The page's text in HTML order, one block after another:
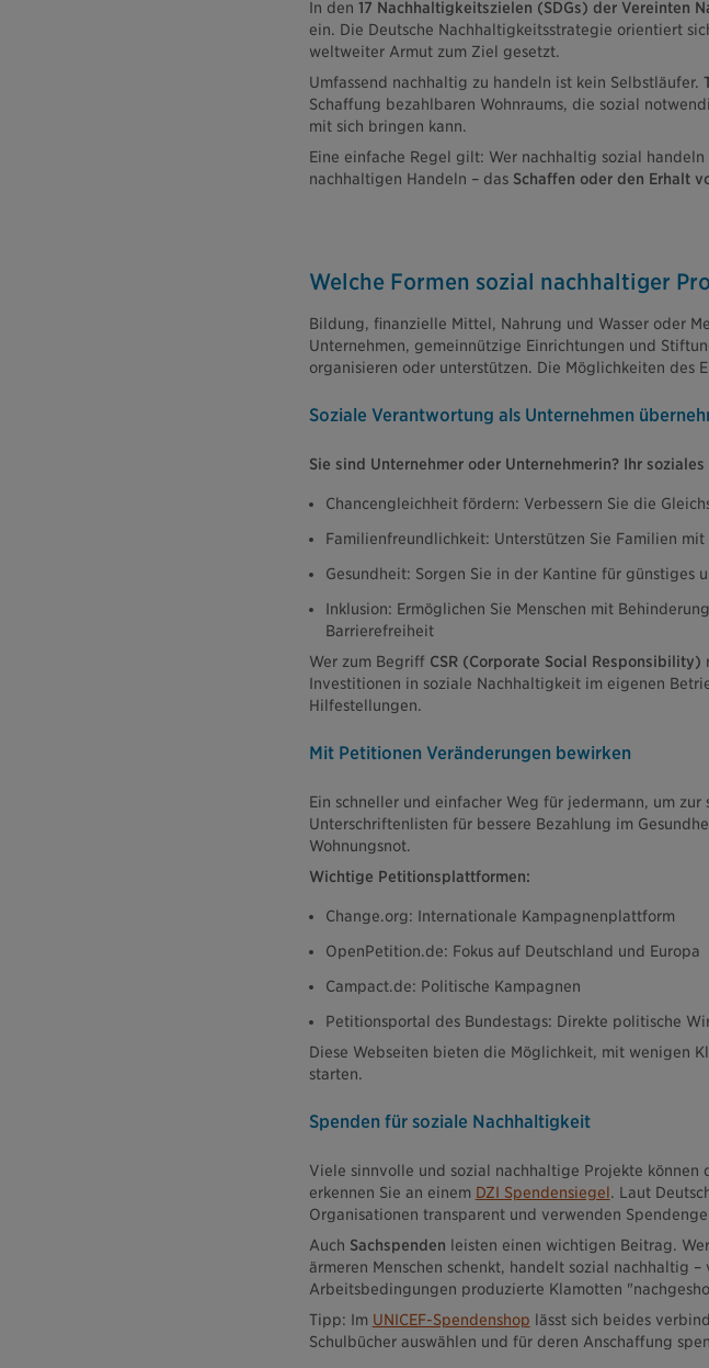
In den 17 Nachhaltigkeitszielen (SDGs) der Vereinten
ein. Die Deutsche Nachhaltigkeitsstrategie orientiert
weltweiter Armut zum Ziel gesetzt.
Umfassend nachhaltig zu handeln ist kein Selbstläufer.
Schaffung bezahlbaren Wohnraums, die sozial
mit sich bringen kann.
Eine einfache Regel gilt: Wer nachhaltig sozial
nachhaltigen Handeln – das Schaffen oder den Erhalt
Welche Formen sozial nachhaltiger
Bildung, finanzielle Mittel, Nahrung und Wasser oder
Unternehmen, gemeinnützige Einrichtungen und
organisieren oder unterstützen. Die Möglichkeiten des
Soziale Verantwortung als Unternehmen
Sie sind Unternehmer oder Unternehmerin? Ihr
Chancengleichheit fördern: Verbessern Sie die
Familienfreundlichkeit: Unterstützen Sie Familien
Gesundheit: Sorgen Sie in der Kantine für günstiges
Inklusion: Ermöglichen Sie Menschen mit
Barrierefreiheit
Wer zum Begriff CSR (Corporate Social Responsibility)
Investitionen in soziale Nachhaltigkeit im eigenen
Hilfestellungen.
Mit Petitionen Veränderungen bewirken
Ein schneller und einfacher Weg für jedermann, um
Unterschriftenlisten für bessere Bezahlung im
Wohnungsnot.
Wichtige Petitionsplattformen:
Change.org: Internationale Kampagnenplattform
OpenPetition.de: Fokus auf Deutschland und Europa
Campact.de: Politische Kampagnen
Petitionsportal des Bundestags: Direkte politische
Diese Webseiten bieten die Möglichkeit, mit wenigen
starten.
Spenden für soziale Nachhaltigkeit
Viele sinnvolle und sozial nachhaltige Projekte können
erkennen Sie an einem DZI Spendensiegel. Laut
Organisationen transparent und verwenden
Auch Sachspenden leisten einen wichtigen Beitrag.
ärmeren Menschen schenkt, handelt sozial nachhaltig
Arbeitsbedingungen produzierte Klamotten
Tipp: Im UNICEF-Spendenshop lässt sich beides
Schulbücher auswählen und für deren Anschaffung